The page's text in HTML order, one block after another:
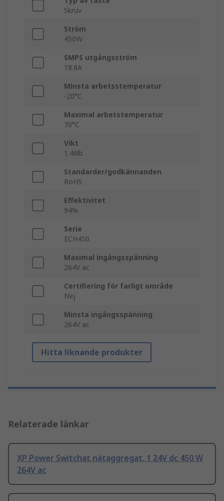
Skruv
Ström
450W
SMPS utgångsström
18.8A
Minsta arbetsstemperatur
-20°C
Maximal arbetstemperatur
70°C
Vikt
1.46lb
Standarder/godkännanden
RoHS
Effektivitet
94%
Serie
ECH450
Maximal ingångsspänning
264V ac
Certifiering för farligt område
Nej
Minsta ingångsspänning
264V ac
Hitta liknande produkter
Relaterade länkar
XP Power Switchat nätaggregat, 1 24V dc 450 W
264V ac